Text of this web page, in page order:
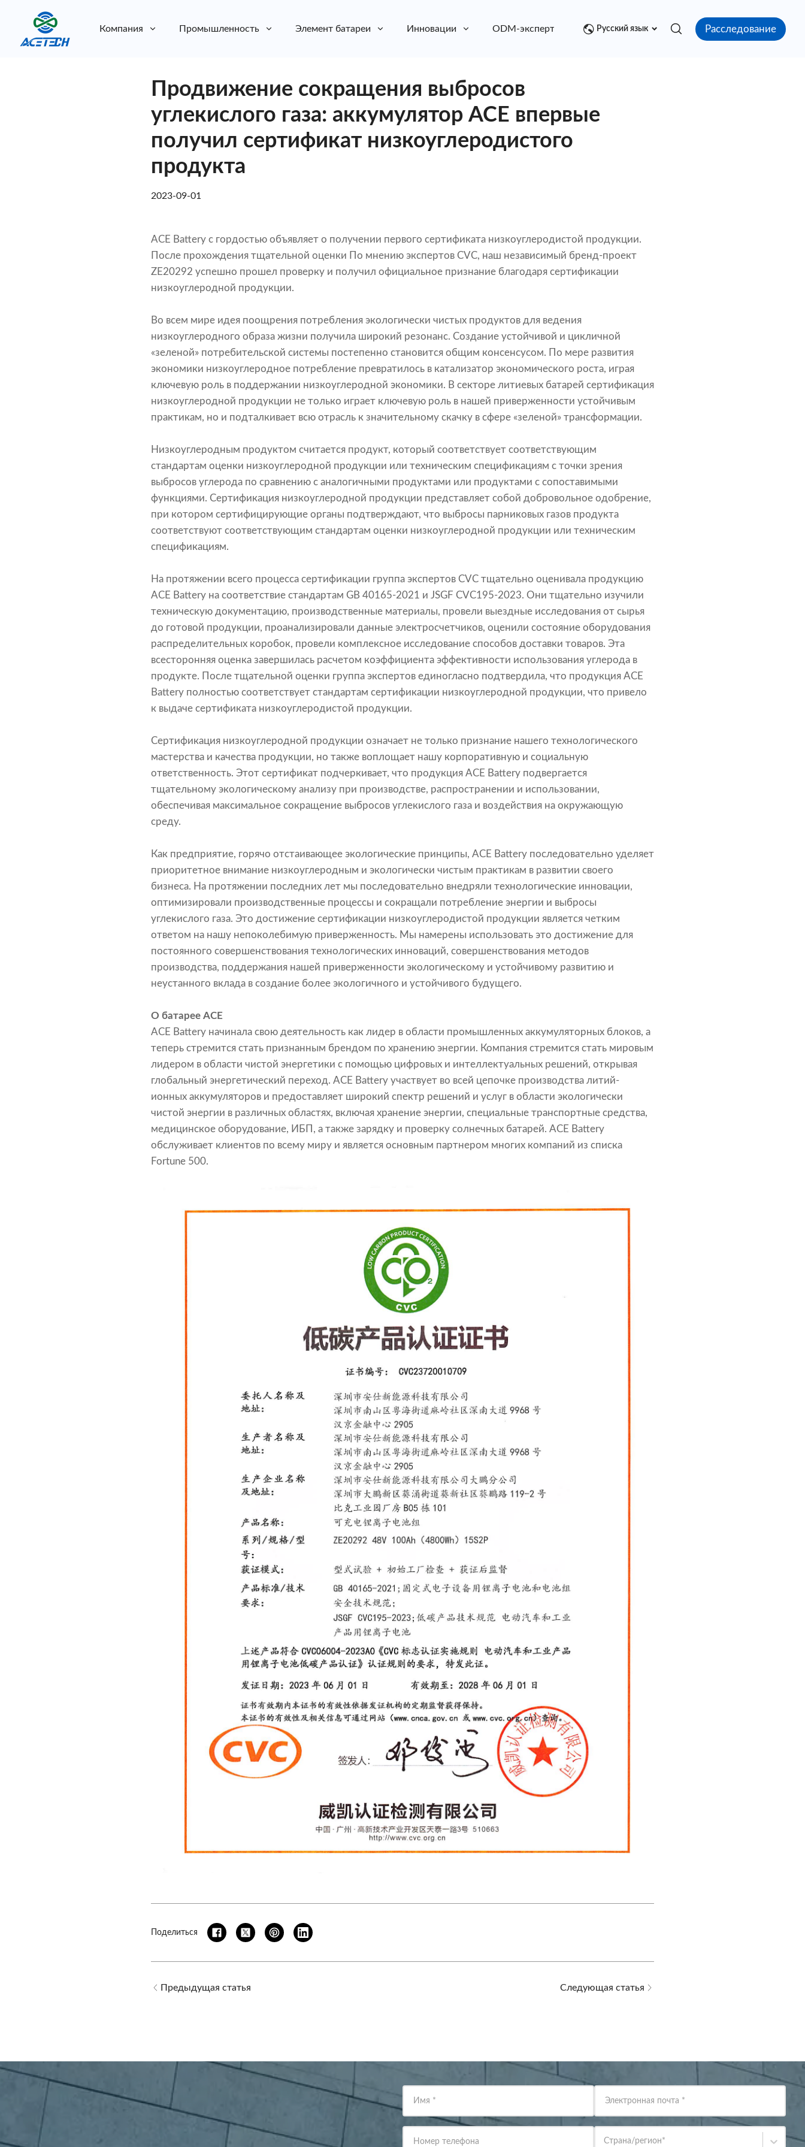
Компания Промышленность Элемент батареи Инновации ODM-эксперт Медиа центр Контакт
Русский язык Расследование
Продвижение сокращения выбросов
углекислого газа: аккумулятор ACE впервые
получил сертификат низкоуглеродистого
продукта
2023-09-01
ACE Battery с гордостью объявляет о получении первого сертификата низкоуглеродистой продукции.
После прохождения тщательной оценки По мнению экспертов CVC, наш независимый бренд-проект
ZE20292 успешно прошел проверку и получил официальное признание благодаря сертификации
низкоуглеродной продукции.
Во всем мире идея поощрения потребления экологически чистых продуктов для ведения
низкоуглеродного образа жизни получила широкий резонанс. Создание устойчивой и цикличной
«зеленой» потребительской системы постепенно становится общим консенсусом. По мере развития
экономики низкоуглеродное потребление превратилось в катализатор экономического роста, играя
ключевую роль в поддержании низкоуглеродной экономики. В секторе литиевых батарей сертификация
низкоуглеродной продукции не только играет ключевую роль в нашей приверженности устойчивым
практикам, но и подталкивает всю отрасль к значительному скачку в сфере «зеленой» трансформации.
Низкоуглеродным продуктом считается продукт, который соответствует соответствующим
стандартам оценки низкоуглеродной продукции или техническим спецификациям с точки зрения
выбросов углерода по сравнению с аналогичными продуктами или продуктами с сопоставимыми
функциями. Сертификация низкоуглеродной продукции представляет собой добровольное одобрение,
при котором сертифицирующие органы подтверждают, что выбросы парниковых газов продукта
соответствуют соответствующим стандартам оценки низкоуглеродной продукции или техническим
спецификациям.
На протяжении всего процесса сертификации группа экспертов CVC тщательно оценивала продукцию
ACE Battery на соответствие стандартам GB 40165-2021 и JSGF CVC195-2023. Они тщательно изучили
техническую документацию, производственные материалы, провели выездные исследования от сырья
до готовой продукции, проанализировали данные электросчетчиков, оценили состояние оборудования
распределительных коробок, провели комплексное исследование способов доставки товаров. Эта
всесторонняя оценка завершилась расчетом коэффициента эффективности использования углерода в
продукте. После тщательной оценки группа экспертов единогласно подтвердила, что продукция ACE
Battery полностью соответствует стандартам сертификации низкоуглеродной продукции, что привело
к выдаче сертификата низкоуглеродистой продукции.
Сертификация низкоуглеродной продукции означает не только признание нашего технологического
мастерства и качества продукции, но также воплощает нашу корпоративную и социальную
ответственность. Этот сертификат подчеркивает, что продукция ACE Battery подвергается
тщательному экологическому анализу при производстве, распространении и использовании,
обеспечивая максимальное сокращение выбросов углекислого газа и воздействия на окружающую
среду.
Как предприятие, горячо отстаивающее экологические принципы, ACE Battery последовательно уделяет
приоритетное внимание низкоуглеродным и экологически чистым практикам в развитии своего
бизнеса. На протяжении последних лет мы последовательно внедряли технологические инновации,
оптимизировали производственные процессы и сокращали потребление энергии и выбросы
углекислого газа. Это достижение сертификации низкоуглеродистой продукции является четким
ответом на нашу непоколебимую приверженность. Мы намерены использовать это достижение для
постоянного совершенствования технологических инноваций, совершенствования методов
производства, поддержания нашей приверженности экологическому и устойчивому развитию и
неустанного вклада в создание более экологичного и устойчивого будущего.
О батарее ACE
ACE Battery начинала свою деятельность как лидер в области промышленных аккумуляторных блоков, а
теперь стремится стать признанным брендом по хранению энергии. Компания стремится стать мировым
лидером в области чистой энергетики с помощью цифровых и интеллектуальных решений, открывая
глобальный энергетический переход. ACE Battery участвует во всей цепочке производства литий-
ионных аккумуляторов и предоставляет широкий спектр решений и услуг в области экологически
чистой энергии в различных областях, включая хранение энергии, специальные транспортные средства,
медицинское оборудование, ИБП, а также зарядку и проверку солнечных батарей. ACE Battery
обслуживает клиентов по всему миру и является основным партнером многих компаний из списка
Fortune 500.
Поделиться
Предыдущая статья Следующая статья
Имя * Электронная почта *
Номер телефона Страна/регион*